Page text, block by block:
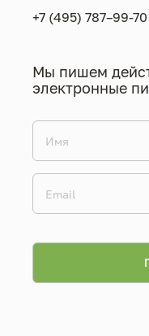
+7 (495) 787–99-70
Мы пишем
электронные